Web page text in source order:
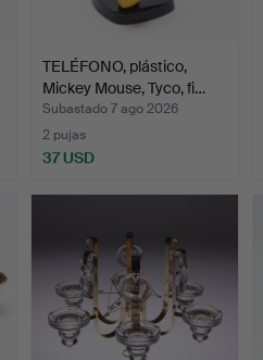
TELÉFONO, plástico,
Mickey Mouse, Tyco, fi…
Subastado 7 ago 2026
2 pujas
37 USD